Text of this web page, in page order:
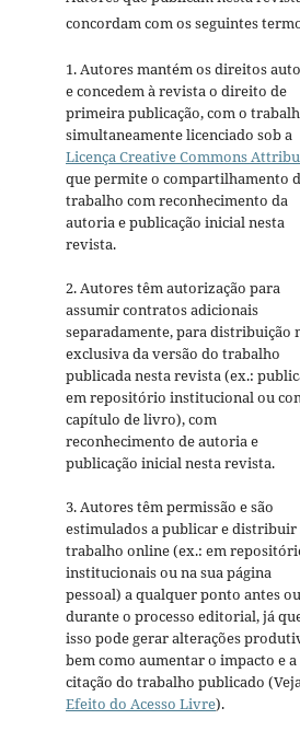
concordam com os seguintes
1. Autores mantém os direitos
e concedem à revista o direito de
primeira publicação, com o
simultaneamente licenciado sob a
Licença Creative Commons
que permite o compartilhamento
trabalho com reconhecimento da
autoria e publicação inicial nesta
revista.
2. Autores têm autorização para
assumir contratos adicionais
separadamente, para distribuição
exclusiva da versão do trabalho
publicada nesta revista (ex.:
em repositório institucional ou
capítulo de livro), com
reconhecimento de autoria e
publicação inicial nesta revista.
3. Autores têm permissão e são
estimulados a publicar e distribuir
trabalho online (ex.: em
institucionais ou na sua página
pessoal) a qualquer ponto antes ou
durante o processo editorial, já
isso pode gerar alterações
bem como aumentar o impacto e a
citação do trabalho publicado
Efeito do Acesso Livre).